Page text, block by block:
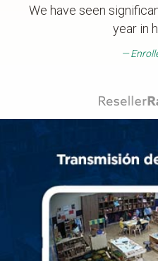
We have seen
year in